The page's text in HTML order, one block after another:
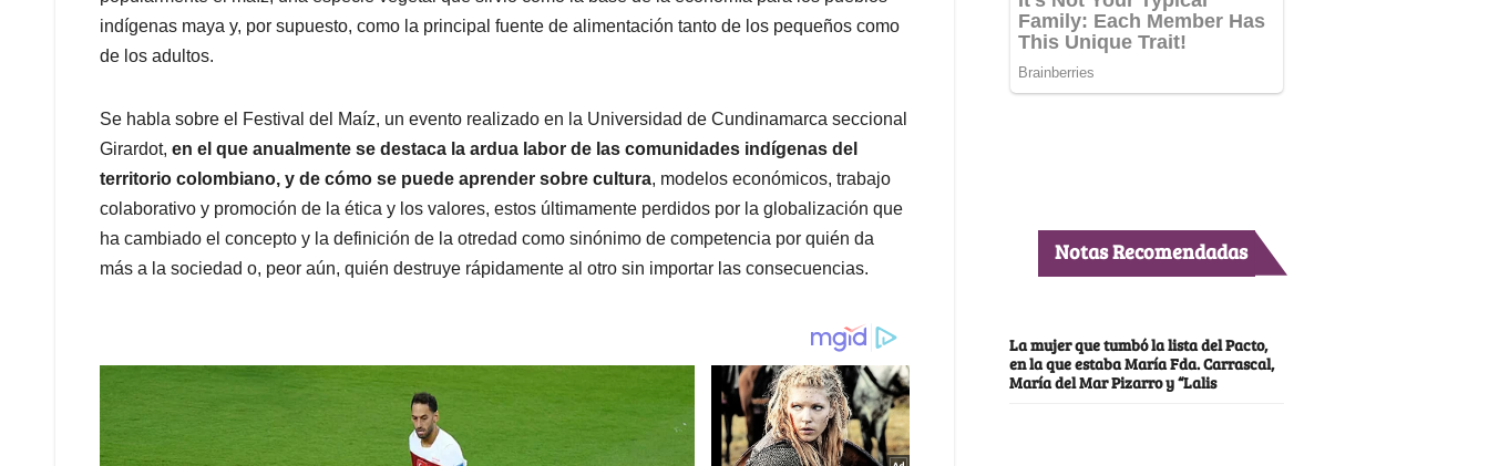
indígenas maya y, por supuesto, como la principal fuente de alimentación tanto de los pequeños como
de los adultos.
Se habla sobre el Festival del Maíz, un evento realizado en la Universidad de Cundinamarca seccional
Girardot, en el que anualmente se destaca la ardua labor de las comunidades indígenas del
territorio colombiano, y de cómo se puede aprender sobre cultura, modelos económicos, trabajo
colaborativo y promoción de la ética y los valores, estos últimamente perdidos por la globalización que
ha cambiado el concepto y la definición de la otredad como sinónimo de competencia por quién da
más a la sociedad o, peor aún, quién destruye rápidamente al otro sin importar las consecuencias.
Notas Recomendadas
La mujer que tumbó la lista del Pacto,
en la que estaba María Fda. Carrascal,
María del Mar Pizarro y “Lalis